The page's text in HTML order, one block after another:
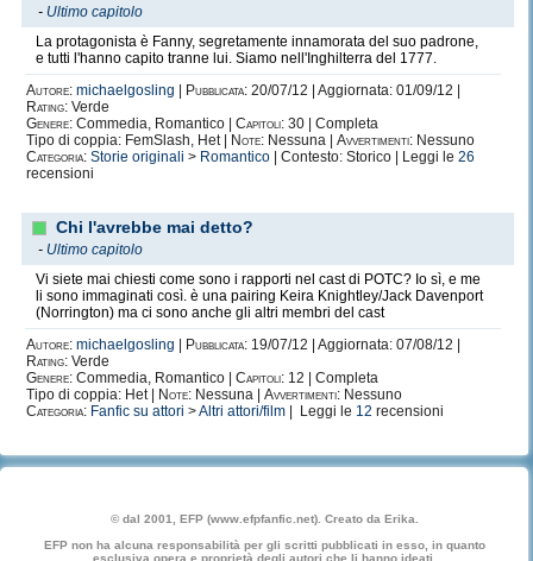
- Ultimo capitolo
La protagonista è Fanny, segretamente innamorata del suo padrone,
e tutti l'hanno capito tranne lui. Siamo nell'Inghilterra del 1777.
Autore: michaelgosling Pubblicata: 20/07/12 | Aggiornata: 01/09/12 |
Rating: Verde
Genere: Commedia, Romantico | Capitoli: 30 | Completa
Tipo di coppia: FemSlash, Het |
Note: Nessuna | Avvertimenti: Nessuno
Categoria: Storie originali > Romantico | Contesto: Storico | Leggi le 26
recensioni
Chi l'avrebbe mai detto?
- Ultimo capitolo
Vi siete mai chiesti come sono i rapporti nel cast di POTC? Io sì, e me
li sono immaginati così. è una pairing Keira Knightley/Jack Davenport
(Norrington) ma ci sono anche gli altri membri del cast
Autore: michaelgosling Pubblicata: 19/07/12 | Aggiornata: 07/08/12 |
Rating: Verde
Genere: Commedia, Romantico | Capitoli: 12 | Completa
Tipo di coppia: Het |
Note: Nessuna | Avvertimenti: Nessuno
Categoria: Fanfic su attori >Altri attori/film | Leggi le 12 recensioni
© dal 2001, EFP (www.efpfanfic.net). Creato da Erika.
EFP non ha alcuna responsabilità per gli scritti pubblicati in esso, in quanto
esclusiva opera e proprietà degli autori che li hanno ideati.